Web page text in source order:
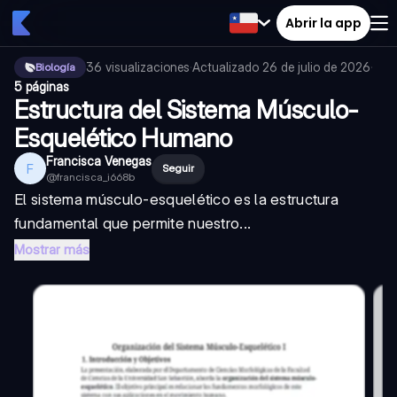
Abrir la app
Biología 36 visualizaciones·Actualizado 26 de julio de 2026·
5 páginas
Estructura del Sistema Músculo-
Esquelético Humano
F Francisca Venegas
@francisca_i668b
Seguir
El sistema músculo-esquelético es la estructura
fundamental que permite nuestro...
Mostrar más